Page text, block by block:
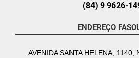
(84) 9 9626-
ENDEREÇO
AVENIDA SANTA HELENA, 1140,